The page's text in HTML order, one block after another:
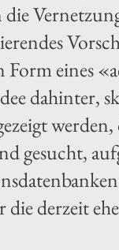
Form eines
dahinter,
gesucht,
derzeit